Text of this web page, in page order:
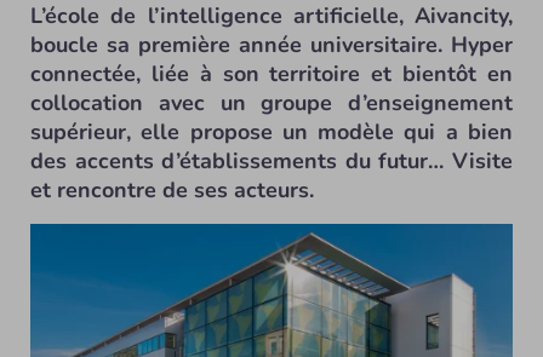
L’école de l’intelligence artificielle, Aivancity,
boucle sa première année universitaire. Hyper
connectée, liée à son territoire et bientôt en
collocation avec un groupe d’enseignement
supérieur, elle propose un modèle qui a bien
des accents d’établissements du futur… Visite
et rencontre de ses acteurs.